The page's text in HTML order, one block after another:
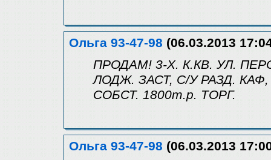
Ольга 93-47-98 (06.03.2013
ПРОДАМ! 3-Х. К.КВ. УЛ.
ЛОДЖ. ЗАСТ, С/У РАЗД.
СОБСТ. 1800т.р. ТОРГ.
Ольга 93-47-98 (06.03.2013